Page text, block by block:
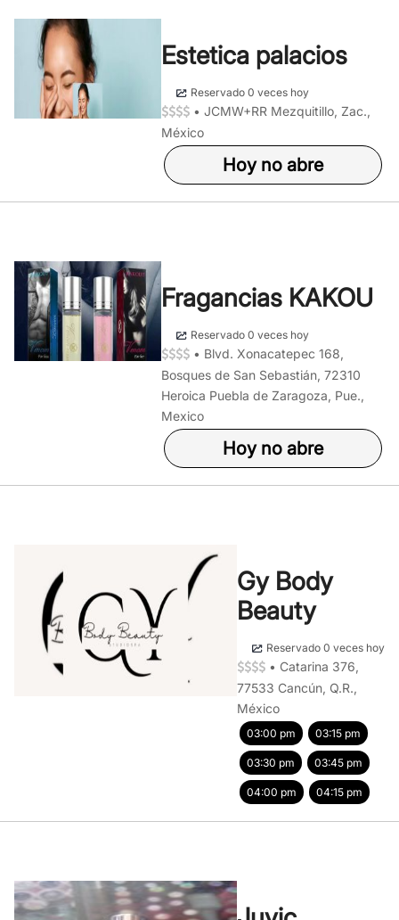
Estetica palacios
Reservado 0 veces hoy
• JCMW+RR Mezquitillo, Zac.,
México
Hoy no abre
Fragancias KAKOU
Reservado 0 veces hoy
• Blvd. Xonacatepec 168,
Bosques de San Sebastián, 72310
Heroica Puebla de Zaragoza, Pue.,
Mexico
Hoy no abre
Gy Body
Beauty
Reservado 0 veces hoy
• Catarina 376,
77533 Cancún, Q.R.,
México
03:00 pm 03:15 pm
03:30 pm 03:45 pm
04:00 pm 04:15 pm